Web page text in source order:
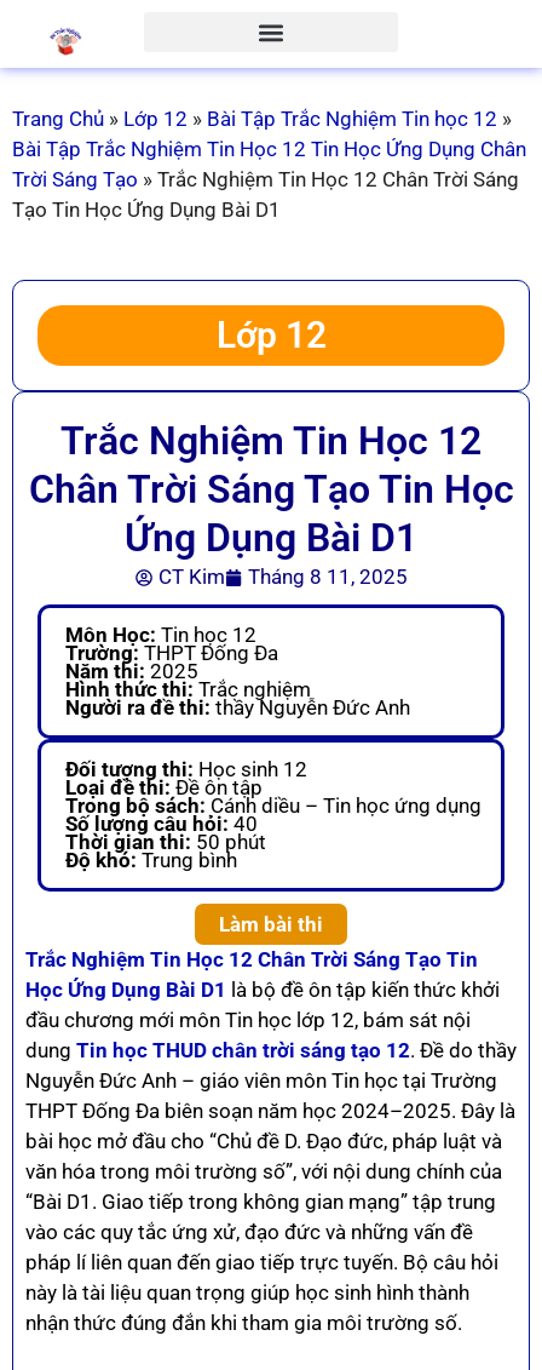
Trang Chủ » Lớp 12 » Bài Tập Trắc Nghiệm Tin học 12 »
Bài Tập Trắc Nghiệm Tin Học 12 Tin Học Ứng Dụng Chân
Trời Sáng Tạo » Trắc Nghiệm Tin Học 12 Chân Trời Sáng
Tạo Tin Học Ứng Dụng Bài D1
Lớp 12
Trắc Nghiệm Tin Học 12
Chân Trời Sáng Tạo Tin Học
Ứng Dụng Bài D1
CT Kim Tháng 8 11, 2025
Môn Học: Tin học 12
Trường: THPT Đống Đa
Năm thi: 2025
Hình thức thi: Trắc nghiệm
Người ra đề thi: thầy Nguyễn Đức Anh
Đối tượng thi: Học sinh 12
Loại đề thi: Đề ôn tập
Trong bộ sách: Cánh diều – Tin học ứng dụng
Số lượng câu hỏi: 40
Thời gian thi: 50 phút
Độ khó: Trung bình
Làm bài thi
Trắc Nghiệm Tin Học 12 Chân Trời Sáng Tạo Tin
Học Ứng Dụng Bài D1 là bộ đề ôn tập kiến thức khởi
đầu chương mới môn Tin học lớp 12, bám sát nội
dung Tin học THUD chân trời sáng tạo 12. Đề do thầy
Nguyễn Đức Anh – giáo viên môn Tin học tại Trường
THPT Đống Đa biên soạn năm học 2024–2025. Đây là
bài học mở đầu cho “Chủ đề D. Đạo đức, pháp luật và
văn hóa trong môi trường số”, với nội dung chính của
“Bài D1. Giao tiếp trong không gian mạng” tập trung
vào các quy tắc ứng xử, đạo đức và những vấn đề
pháp lí liên quan đến giao tiếp trực tuyến. Bộ câu hỏi
này là tài liệu quan trọng giúp học sinh hình thành
nhận thức đúng đắn khi tham gia môi trường số.